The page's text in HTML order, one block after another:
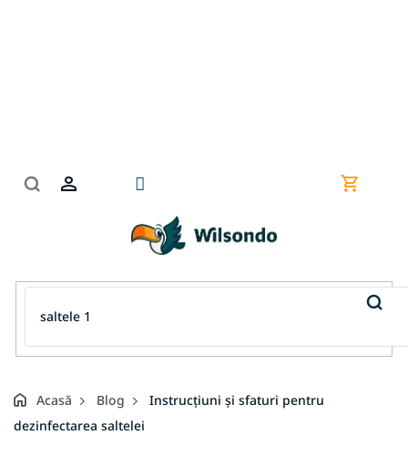
Coş
Acasă Blog
Instrucțiuni și sfaturi pentru
dezinfectarea saltelei